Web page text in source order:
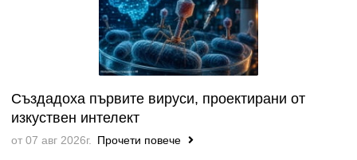
Създадоха първите вируси, проектирани от
изкуствен интелект
от 07 авг 2026г. Прочети повече